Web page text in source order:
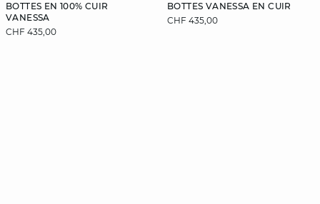
BOTTES EN 100% CUIR
VANESSA
CHF 435,00
BOTTES VANESSA EN CUIR
CHF 435,00